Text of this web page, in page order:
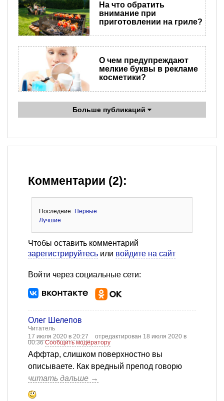
На что обратить
внимание при
приготовлении на гриле?
О чем предупреждают
мелкие буквы в рекламе
косметики?
Больше публикаций
Комментарии (2):
Последние
Первые
Лучшие
Чтобы оставить комментарий
зарегистрируйтесь или войдите на сайт
Войти через социальные сети:
Олег Шелепов
Читатель
17 июля 2020 в 20:27
отредактирован 18 июля 2020 в
00:36Сообщить модератору
Аффтар, слишком поверхностно вы
описываете. Как вредный препод говорю
читать дальше →